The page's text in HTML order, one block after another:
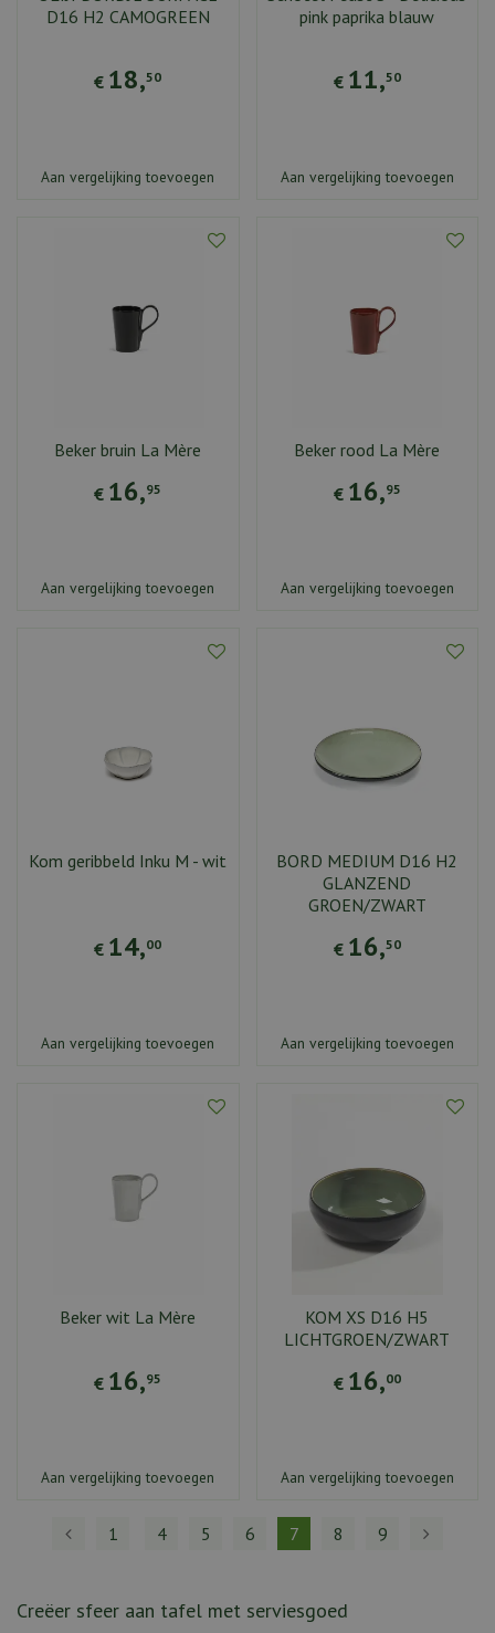
D16 H2 CAMOGREEN
€ 18,50
Aan vergelijking toevoegen
pink paprika blauw
€ 11,50
Aan vergelijking toevoegen
Beker bruin La Mère
€ 16,95
Aan vergelijking toevoegen
Beker rood La Mère
€ 16,95
Aan vergelijking toevoegen
Kom geribbeld Inku M - wit
€ 14,00
Aan vergelijking toevoegen
BORD MEDIUM D16 H2
GLANZEND
GROEN/ZWART
€ 16,50
Aan vergelijking toevoegen
Beker wit La Mère
€ 16,95
Aan vergelijking toevoegen
KOM XS D16 H5
LICHTGROEN/ZWART
€ 16,00
Aan vergelijking toevoegen
1 4 5 6 7 8 9
Creëer sfeer aan tafel met serviesgoed